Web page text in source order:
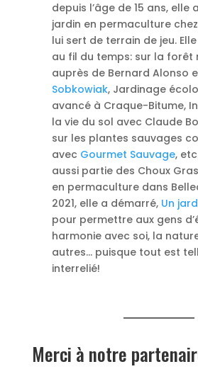
depuis l’âge de 15 ans, elle
jardin en permaculture
lui sert de terrain de jeu.
au fil du temps: sur la forêt
auprès de Bernard Alonso
Sobkowiak, Jardinage
avancé à Craque-Bitume,
la vie du sol avec Claude
sur les plantes sauvages
avec Gourmet Sauvage,
aussi partie des Choux
en permaculture dans
2021, elle a démarré, Un
pour permettre aux gens
harmonie avec soi, la
autres… puisque tout est
interrelié!
Merci à notre